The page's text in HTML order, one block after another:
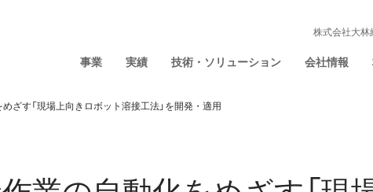
事業 実績 技術・ソリューション 会社情報
株式会社大林
ざす「現場上向きロボット溶接工法」を開発・適用